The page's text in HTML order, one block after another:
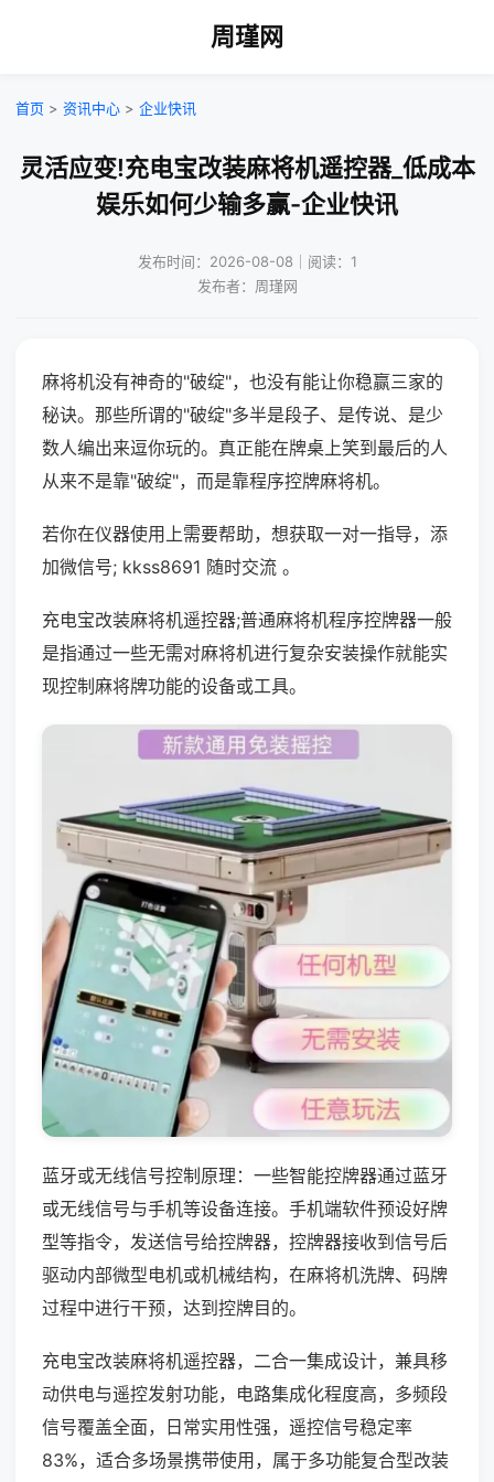
周瑾网
首页 > 资讯中心 > 企业快讯
灵活应变!充电宝改装麻将机遥控器_低成本
娱乐如何少输多赢-企业快讯
发布时间：2026-08-08｜阅读：1
发布者：周瑾网
麻将机没有神奇的"破绽"，也没有能让你稳赢三家的
秘诀。那些所谓的"破绽"多半是段子、是传说、是少
数人编出来逗你玩的。真正能在牌桌上笑到最后的人
从来不是靠"破绽"，而是靠程序控牌麻将机。
若你在仪器使用上需要帮助，想获取一对一指导，添
加微信号; kkss8691 随时交流 。
充电宝改装麻将机遥控器;普通麻将机程序控牌器一般
是指通过一些无需对麻将机进行复杂安装操作就能实
现控制麻将牌功能的设备或工具。
蓝牙或无线信号控制原理：一些智能控牌器通过蓝牙
或无线信号与手机等设备连接。手机端软件预设好牌
型等指令，发送信号给控牌器，控牌器接收到信号后
驱动内部微型电机或机械结构，在麻将机洗牌、码牌
过程中进行干预，达到控牌目的。
充电宝改装麻将机遥控器，二合一集成设计，兼具移
动供电与遥控发射功能，电路集成化程度高，多频段
信号覆盖全面，日常实用性强，遥控信号稳定率
83%，适合多场景携带使用，属于多功能复合型改装